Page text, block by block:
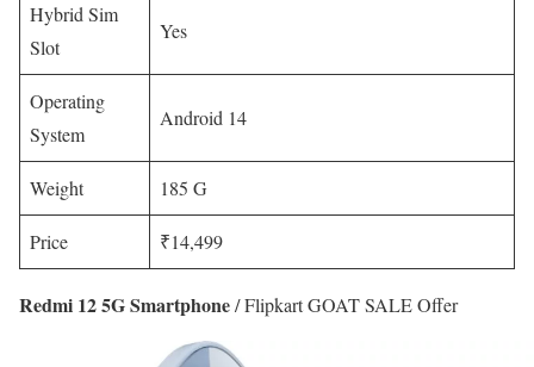
Hybrid Sim
Slot
Yes
Operating
System
Android 14
Weight 185 G
Price ₹14,499
Redmi 12 5G Smartphone/ Flipkart GOAT SALE Offer